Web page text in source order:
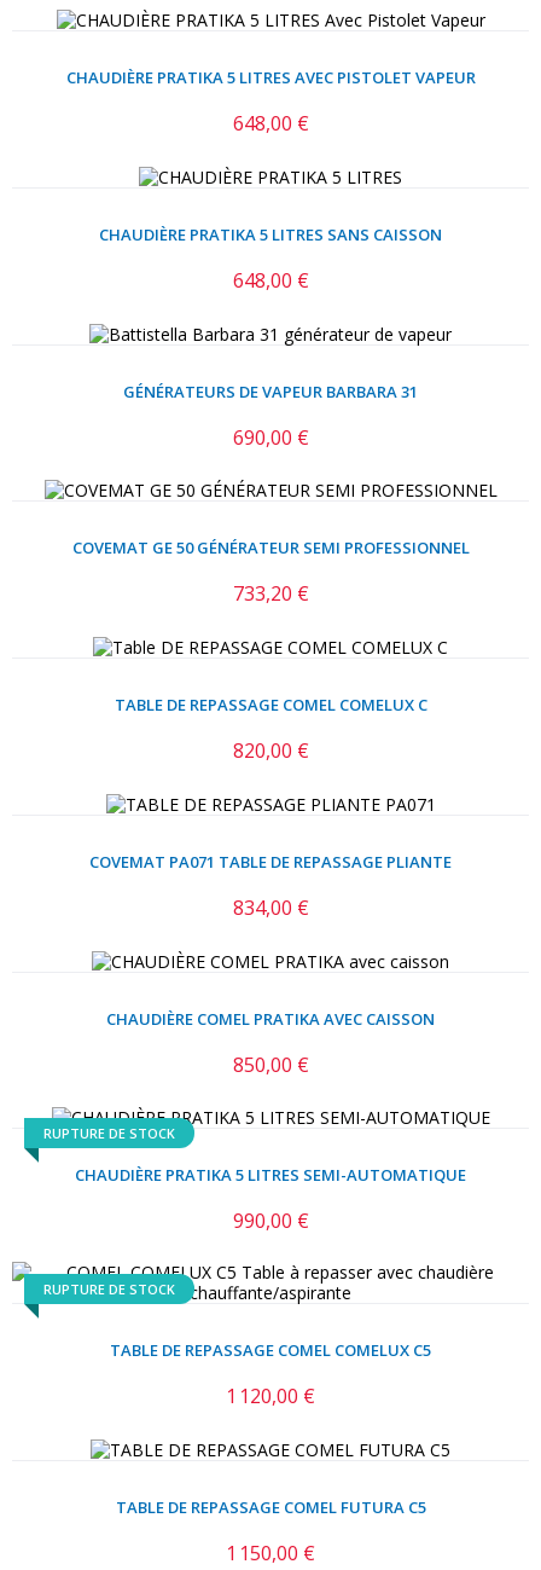
CHAUDIÈRE PRATIKA 5 LITRES AVEC PISTOLET VAPEUR
Prix
648,00 €
CHAUDIÈRE PRATIKA 5 LITRES SANS CAISSON
Prix
648,00 €
GÉNÉRATEURS DE VAPEUR BARBARA 31
Prix
690,00 €
COVEMAT GE 50 GÉNÉRATEUR SEMI PROFESSIONNEL
Prix
733,20 €
TABLE DE REPASSAGE COMEL COMELUX C
Prix
820,00 €
COVEMAT PA071 TABLE DE REPASSAGE PLIANTE
Prix
834,00 €
CHAUDIÈRE COMEL PRATIKA AVEC CAISSON
Prix
850,00 €
RUPTURE DE STOCK
CHAUDIÈRE PRATIKA 5 LITRES SEMI-AUTOMATIQUE
Prix
990,00 €
RUPTURE DE STOCK
TABLE DE REPASSAGE COMEL COMELUX C5
Prix
1 120,00 €
TABLE DE REPASSAGE COMEL FUTURA C5
Prix
1 150,00 €